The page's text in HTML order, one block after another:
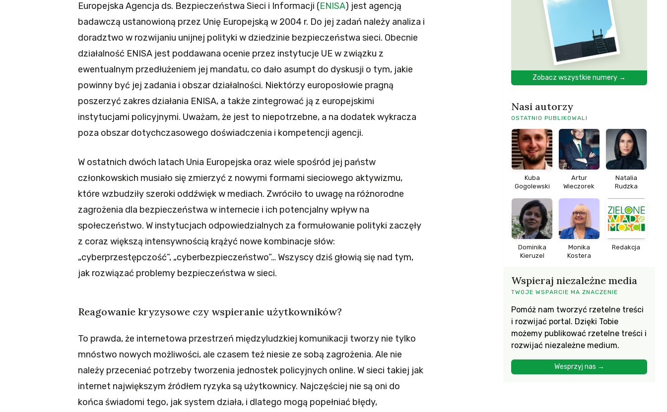
Europejska Agencja ds. Bezpieczeństwa Sieci i Informacji (ENISA) jest agencją
badawczą ustanowioną przez Unię Europejską w 2004 r. Do jej zadań należy analiza i
doradztwo w rozwijaniu unijnej polityki w dziedzinie bezpieczeństwa sieci. Obecnie
działalność ENISA jest poddawana ocenie przez instytucje UE w związku z
ewentualnym przedłużeniem jej mandatu, co dało asumpt do dyskusji o tym, jakie
powinny być jej zadania i obszar działalności. Niektórzy europosłowie pragną
poszerzyć zakres działania ENISA, a także zintegrować ją z europejskimi
instytucjami policyjnymi. Uważam, że jest to niepotrzebne, a na dodatek wykracza
poza obszar dotychczasowego doświadczenia i kompetencji agencji.
W ostatnich dwóch latach Unia Europejska oraz wiele spośród jej państw
członkowskich musiało się zmierzyć z nowymi formami sieciowego aktywizmu,
które wzbudziły szeroki oddźwięk w mediach. Zwróciło to uwagę na różnorodne
zagrożenia dla bezpieczeństwa w internecie i ich potencjalny wpływ na
społeczeństwo. W instytucjach odpowiedzialnych za formułowanie polityki zaczęły
z coraz większą intensywnością krążyć nowe kombinacje słów:
„cyberprzestępczość”, „cyberbezpieczeństwo”… Wszyscy dziś głowią się nad tym,
jak rozwiązać problemy bezpieczeństwa w sieci.
Reagowanie kryzysowe czy wspieranie użytkowników?
To prawda, że internetowa przestrzeń międzyludzkiej komunikacji tworzy nie tylko
mnóstwo nowych możliwości, ale czasem też niesie ze sobą zagrożenia. Ale nie
należy przeceniać potrzeby tworzenia jednostek policyjnych online. W sieci takiej jak
internet największym źródłem ryzyka są użytkownicy. Najczęściej nie są oni do
końca świadomi tego, jak system działa, i dlatego mogą popełniać błędy,
Zobacz wszystkie numery →
Nasi autorzy
OSTATNIO PUBLIKOWALI
Kuba
Gogolewski
Artur
Wieczorek
Natalia
Rudzka
Dominika
Kieruzel
Monika
Kostera
Redakcja
Wspieraj niezależne media
TWOJE WSPARCIE MA ZNACZENIE
Pomóż nam tworzyć rzetelne treści
i rozwijać portal. Dzięki Tobie
możemy publikować rzetelne treści i
rozwijać niezależne medium.
Wesprzyj nas →